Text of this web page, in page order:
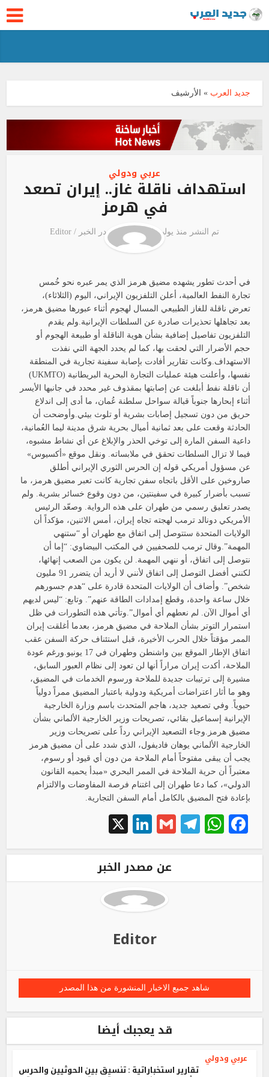
جديد العرب » الأرشيف
عربي ودولي
استهداف ناقلة غاز.. إيران تصعد
في هرمز
تم النشر منذ يوليو 7, 2026 مصدر الخبر / Editor
في أحدث تطور يشهده مضيق هرمز الذي يمر عبره نحو خُمس
تجارة النفط العالمية، أعلن التلفزيون الإيراني، اليوم (الثلاثاء)،
تعرض ناقلة للغاز الطبيعي المسال لهجوم أثناء عبورها مضيق هرمز،
بعد تجاهلها تحذيرات صادرة عن السلطات الإيرانية.ولم يقدم
التلفزيون تفاصيل إضافية بشأن هوية الناقلة أو طبيعة الهجوم أو
حجم الأضرار التي لحقت بها، كما لم يحدد الجهة التي نفذت
الاستهداف.وكانت تقارير أفادت بإصابة سفينة تجارية في المنطقة
نفسها، وأعلنت هيئة عمليات التجارة البحرية البريطانية (UKMTO)
أن ناقلة نفط أبلغت عن إصابتها بمقذوف غير محدد في جانبها الأيسر
أثناء إبحارها جنوباً قبالة سواحل سلطنة عُمان، ما أدى إلى اندلاع
حريق من دون تسجيل إصابات بشرية أو تلوث بيئي.وأوضحت أن
الحادثة وقعت على بعد ثمانية أميال بحرية شرق مدينة ليما العُمانية،
داعية السفن المارة إلى توخي الحذر والإبلاغ عن أي نشاط مشبوه،
فيما لا تزال السلطات تحقق في ملابساته. ونقل موقع «أكسيوس»
عن مسؤول أمريكي قوله إن الحرس الثوري الإيراني أطلق
صاروخين على الأقل باتجاه سفن تجارية كانت تعبر مضيق هرمز، ما
تسبب بأضرار كبيرة في سفينتين، من دون وقوع خسائر بشرية. ولم
يصدر تعليق رسمي من طهران على هذه الرواية. وصعّد الرئيس
الأمريكي دونالد ترمب لهجته تجاه إيران، أمس الاثنين، مؤكداً أن
الولايات المتحدة ستتوصل إلى اتفاق مع طهران أو “ستنهي
المهمة”.وقال ترمب للصحفيين في المكتب البيضاوي: “إما أن
نتوصل إلى اتفاق، أو ننهي المهمة. لن يكون من الصعب إنهائها،
لكنني أفضل التوصل إلى اتفاق لأنني لا أريد أن يتضرر 91 مليون
شخص”. وأضاف أن الولايات المتحدة قادرة على “هدم جسورهم
خلال ساعة واحدة، وقطع إمدادات الطاقة عنهم”. وتابع: “ليس لديهم
أي أموال الآن. لم نعطهم أي أموال”.وتأتي هذه التطورات في ظل
استمرار التوتر بشأن الملاحة في مضيق هرمز، بعدما أغلقت إيران
الممر مؤقتاً خلال الحرب الأخيرة، قبل استئناف حركة السفن عقب
اتفاق الإطار الموقع بين واشنطن وطهران في 17 يونيو.ورغم عودة
الملاحة، أكدت إيران مراراً أنها لن تعود إلى نظام العبور السابق،
مشيرة إلى ترتيبات جديدة للملاحة ورسوم الخدمات في المضيق،
وهو ما أثار اعتراضات أمريكية ودولية باعتبار المضيق ممراً دولياً
حيوياً. وفي تصعيد جديد، هاجم المتحدث باسم وزارة الخارجية
الإيرانية إسماعيل بقائي، تصريحات وزير الخارجية الألماني بشأن
مضيق هرمز.وجاء التصعيد الإيراني رداً على تصريحات وزير
الخارجية الألماني يوهان فاديفول، الذي شدد على أن مضيق هرمز
يجب أن يبقى مفتوحاً أمام الملاحة من دون أي قيود أو رسوم،
معتبراً أن حرية الملاحة في الممر البحري «مبدأ يحميه القانون
الدولي»، كما دعا طهران إلى اغتنام فرصة المفاوضات والالتزام
بإعادة فتح المضيق بالكامل أمام السفن التجارية.
Facebook
WhatsApp
Telegram
Gmail
LinkedIn
عن مصدر الخبر
Editor
شاهد جميع الاخبار المنشورة من هذا المصدر
قد يعجبك أيضا
عربي ودولي
تقارير استخباراتية : تنسيق بين الحوثيين والحرس